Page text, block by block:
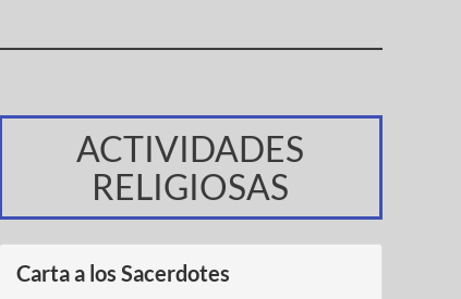
ACTIVIDADES
RELIGIOSAS
Carta a los Sacerdotes